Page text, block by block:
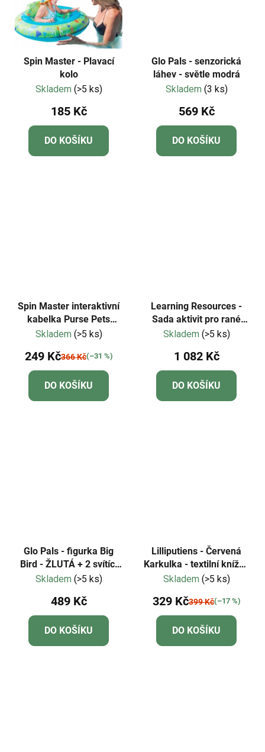
Spin Master - Plavací
kolo
Skladem (>5 ks)
185 Kč
DO KOŠÍKU
Glo Pals - senzorická
láhev - světle modrá
Skladem (3 ks)
569 Kč
DO KOŠÍKU
Spin Master interaktivní
kabelka Purse Pets
HOLLYHOPS králík
Skladem (>5 ks)
249 Kč366 Kč(–31 %)
DO KOŠÍKU
Learning Resources -
Sada aktivit pro rané
dovednosti Crocodile
Skladem (>5 ks)
1 082 Kč
DO KOŠÍKU
Glo Pals - figurka Big
Bird - ŽLUTÁ + 2 svítící
kostky do vody
Skladem (>5 ks)
489 Kč
DO KOŠÍKU
Lilliputiens - Červená
Karkulka - textilní knížka
s kousátkem
Skladem (>5 ks)
329 Kč399 Kč(–17 %)
DO KOŠÍKU